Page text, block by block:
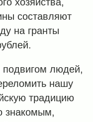
составляют
на гранты
людей,
нашу
традицию
знакомым,